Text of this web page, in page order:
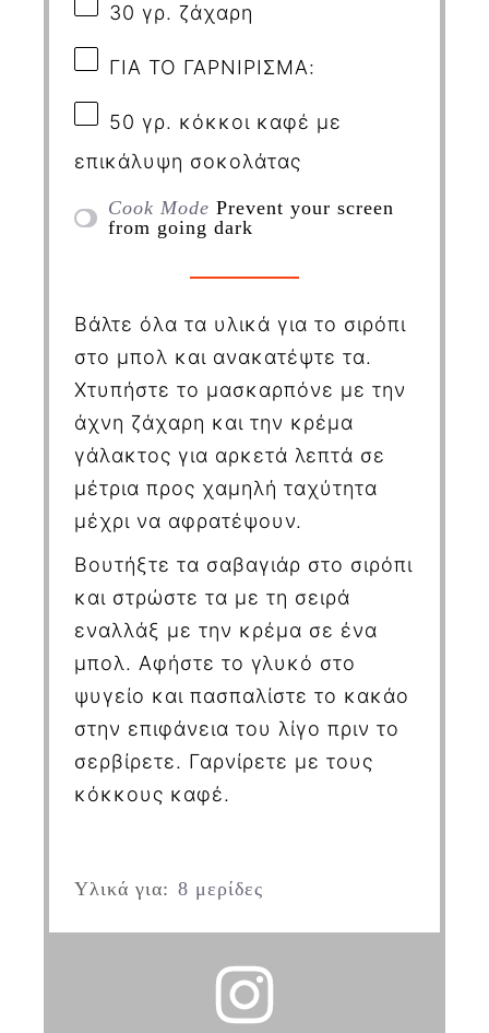
30 γρ. ζάχαρη
ΓΙΑ ΤΟ ΓΑΡΝΙΡΙΣΜΑ:
50 γρ. κόκκοι καφέ με
επικάλυψη σοκολάτας
Cook Mode Prevent your screen
from going dark
Βάλτε όλα τα υλικά για το σιρόπι
στο μπολ και ανακατέψτε τα.
Χτυπήστε το μασκαρπόνε με την
άχνη ζάχαρη και την κρέμα
γάλακτος για αρκετά λεπτά σε
μέτρια προς χαμηλή ταχύτητα
μέχρι να αφρατέψουν.
Βουτήξτε τα σαβαγιάρ στο σιρόπι
και στρώστε τα με τη σειρά
εναλλάξ με την κρέμα σε ένα
μπολ. Αφήστε το γλυκό στο
ψυγείο και πασπαλίστε το κακάο
στην επιφάνεια του λίγο πριν το
σερβίρετε. Γαρνίρετε με τους
κόκκους καφέ.
Υλικά για: 8 μερίδες